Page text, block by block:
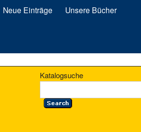
Neue Einträge Unsere Bücher
Katalogsuche